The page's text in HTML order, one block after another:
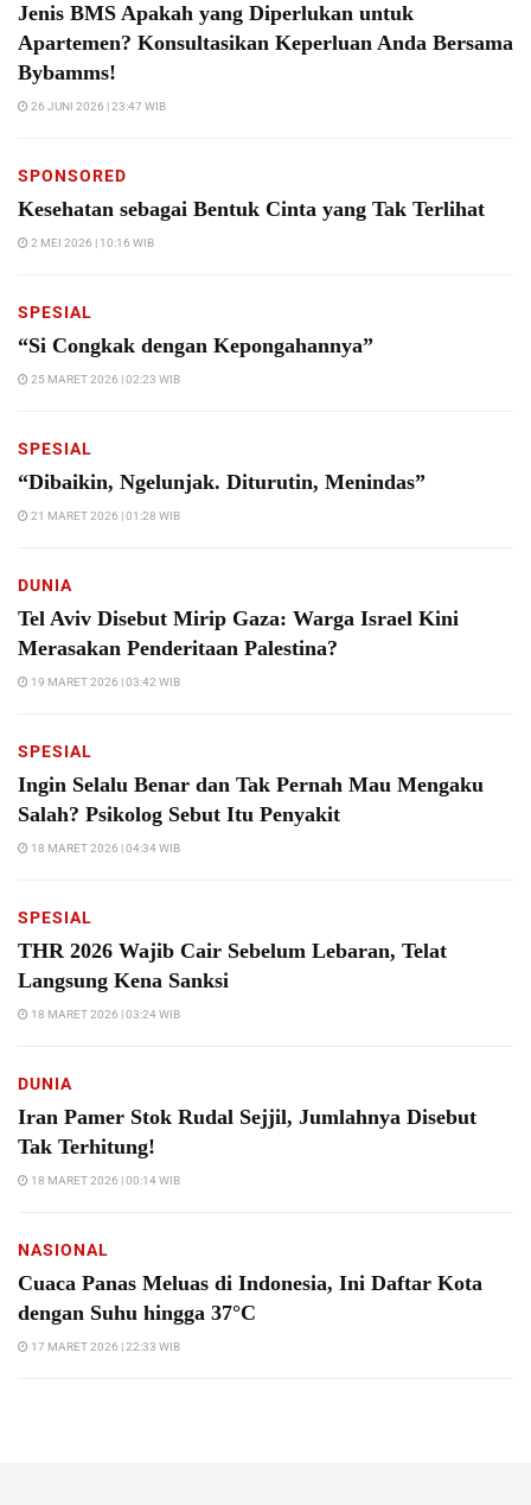
Jenis BMS Apakah yang Diperlukan untuk
Apartemen? Konsultasikan Keperluan Anda Bersama
Bybamms!
26 JUNI 2026 | 23:47 WIB
SPONSORED
Kesehatan sebagai Bentuk Cinta yang Tak Terlihat
2 MEI 2026 | 10:16 WIB
SPESIAL
“Si Congkak dengan Kepongahannya”
25 MARET 2026 | 02:23 WIB
SPESIAL
“Dibaikin, Ngelunjak. Diturutin, Menindas”
21 MARET 2026 | 01:28 WIB
DUNIA
Tel Aviv Disebut Mirip Gaza: Warga Israel Kini
Merasakan Penderitaan Palestina?
19 MARET 2026 | 03:42 WIB
SPESIAL
Ingin Selalu Benar dan Tak Pernah Mau Mengaku
Salah? Psikolog Sebut Itu Penyakit
18 MARET 2026 | 04:34 WIB
SPESIAL
THR 2026 Wajib Cair Sebelum Lebaran, Telat
Langsung Kena Sanksi
18 MARET 2026 | 03:24 WIB
DUNIA
Iran Pamer Stok Rudal Sejjil, Jumlahnya Disebut
Tak Terhitung!
18 MARET 2026 | 00:14 WIB
NASIONAL
Cuaca Panas Meluas di Indonesia, Ini Daftar Kota
dengan Suhu hingga 37°C
17 MARET 2026 | 22:33 WIB